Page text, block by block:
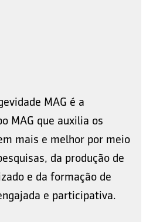
MAG é a
MAG que auxilia os
mais e melhor por meio
da produção de
e da formação de
e participativa.